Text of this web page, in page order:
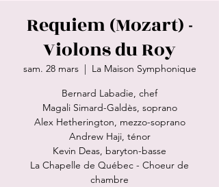
Requiem (Mozart) -
Violons du Roy
sam. 28 mars
  |
La Maison Symphonique
Bernard Labadie, chef
Magali Simard-Galdès, soprano
Alex Hetherington, mezzo-soprano
Andrew Haji, ténor
Kevin Deas, baryton-basse
La Chapelle de Québec - Choeur de
chambre